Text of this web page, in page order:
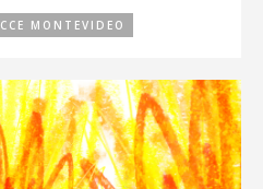
CCE MONTEVIDEO